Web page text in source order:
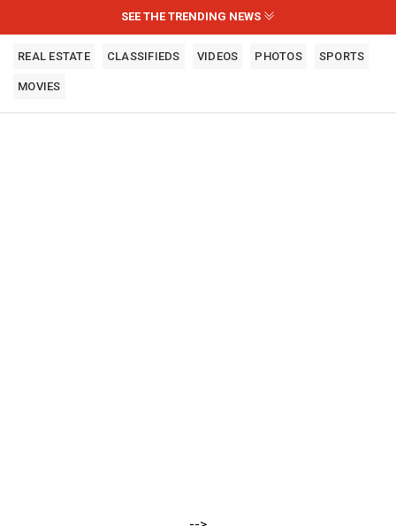
SEE THE TRENDING NEWS
REAL ESTATE CLASSIFIEDS VIDEOS PHOTOS SPORTS
MOVIES